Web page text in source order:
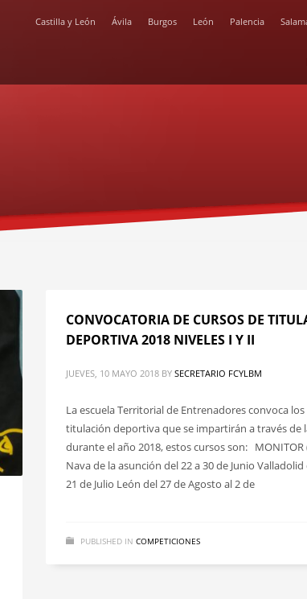
Castilla y León Ávila Burgos León Palencia
CONVOCATORIA DE CURSOS DE
DEPORTIVA 2018 NIVELES I Y II
JUEVES, 10 MAYO 2018 BY SECRETARIO FCYLBM
La escuela Territorial de Entrenadores convoca
titulación deportiva que se impartirán a través de
durante el año 2018, estos cursos son: MONITOR
Nava de la asunción del 22 a 30 de Junio Valladolid
21 de Julio León del 27 de Agosto al 2 de
PUBLISHED IN COMPETICIONES